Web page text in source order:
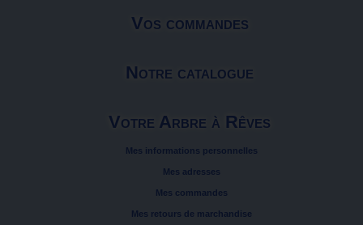
Vos commandes
Notre catalogue
Votre Arbre à Rêves
Mes informations personnelles
Mes adresses
Mes commandes
Mes retours de marchandise